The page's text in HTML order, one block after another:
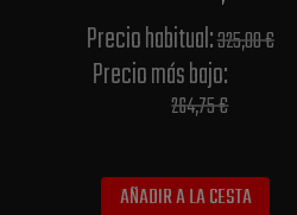
Precio habitual​:325,00 €
Precio más bajo​:
264,75 €
AÑADIR A LA CESTA